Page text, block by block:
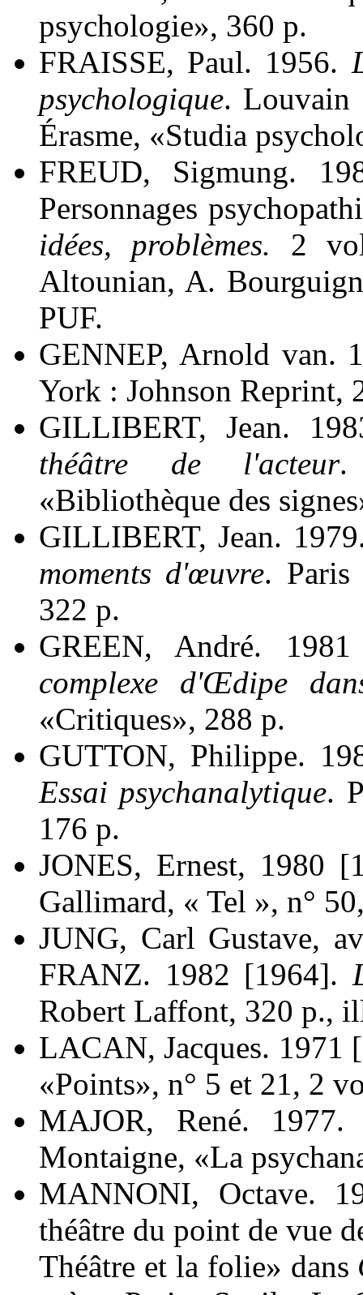
psychologie», 360 p.
FRAISSE, Paul. 1956.
psychologique. Louvain
Érasme, «Studia
FREUD, Sigmung.
Personnages
idées, problèmes. 2
Altounian, A.
PUF.
GENNEP, Arnold van.
York : Johnson Reprint,
GILLIBERT, Jean.
théâtre de l'acteur.
«Bibliothèque des
GILLIBERT, Jean.
moments d'œuvre. Paris
322 p.
GREEN, André.
complexe d'Œdipe
«Critiques», 288 p.
GUTTON, Philippe.
Essai psychanalytique.
176 p.
JONES, Ernest, 1980
Gallimard, « Tel », n°
JUNG, Carl Gustave,
FRANZ. 1982 [1964].
Robert Laffont, 320 p.,
LACAN, Jacques. 1971
«Points», n° 5 et 21, 2
MAJOR, René.
Montaigne, «La
MANNONI, Octave.
théâtre du point de vue
Théâtre et la folie» dans